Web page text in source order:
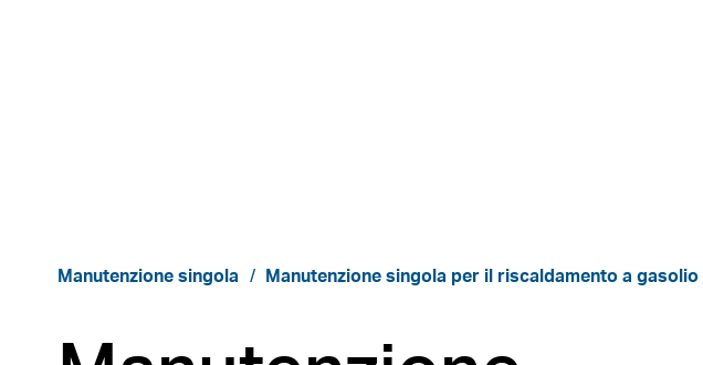
Manutenzione singola Manutenzione singola per il riscaldamento a gasolio